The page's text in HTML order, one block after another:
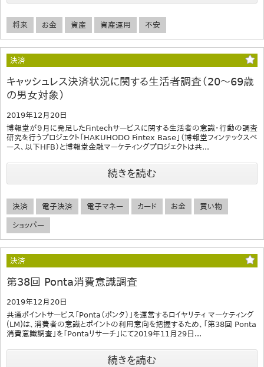
将来 お金 資産 資産運用 不安
決済
キャッシュレス決済状況に関する生活者調査（20～69歳
の男女対象）
2019年12月20日
博報堂が９月に発足したFintechサービスに関する生活者の意識・行動の調査
研究を行うプロジェクト「HAKUHODO Fintex Base」（博報堂フィンテックスベ
ース、以下HFB）と博報堂金融マーケティングプロジェクトは共...
続きを読む
決済 電子決済 電子マネー カード お金 買い物
ショッパー
決済
第38回 Ponta消費意識調査
2019年12月20日
共通ポイントサービス「Ponta（ポンタ）」を運営するロイヤリティ マーケティング
(LM)は、消費者の意識とポイントの利用意向を把握するため、「第38回 Ponta
消費意識調査」を「Pontaリサーチ」にて2019年11月29日...
続きを読む